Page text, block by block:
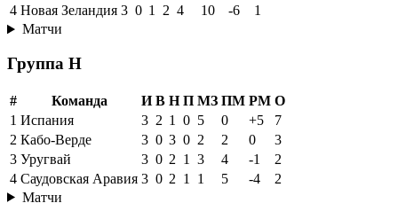
4 Новая Зеландия 3 0 1 2 4 10 -6
1
Матчи
Группа H
# Команда И В Н П МЗ ПМ РМ О
1 Испания 3 2 1 0 5 0 +5
7
2 Кабо-Верде 3 0 3 0 2 2 0
3
3 Уругвай 3 0 2 1 3 4 -1
2
4 Саудовская Аравия 3 0 2 1 1 5 -4
2
Матчи